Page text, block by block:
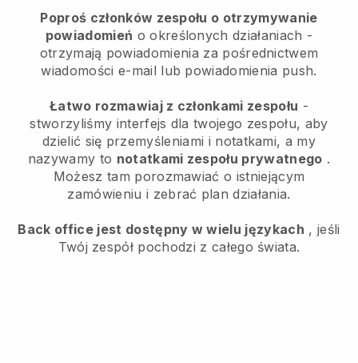
Poproś członków zespołu o otrzymywanie
powiadomień o określonych działaniach -
otrzymają powiadomienia za pośrednictwem
wiadomości e-mail lub powiadomienia push.
Łatwo rozmawiaj z członkami zespołu -
stworzyliśmy interfejs dla twojego zespołu, aby
dzielić się przemyśleniami i notatkami, a my
nazywamy to notatkami zespołu prywatnego .
Możesz tam porozmawiać o istniejącym
zamówieniu i zebrać plan działania.
Back office jest dostępny w wielu językach , jeśli
Twój zespół pochodzi z całego świata.